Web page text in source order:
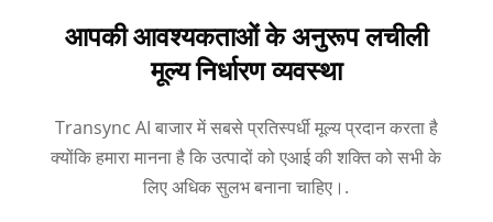
आपकी आवश्यकताओं के अनुरूप लचीली
मूल्य निर्धारण व्यवस्था
Transync AI बाजार में सबसे प्रतिस्पर्धी मूल्य प्रदान करता है
क्योंकि हमारा मानना है कि उत्पादों को एआई की शक्ति को सभी के
लिए अधिक सुलभ बनाना चाहिए।.
सेवा क्षेत्र